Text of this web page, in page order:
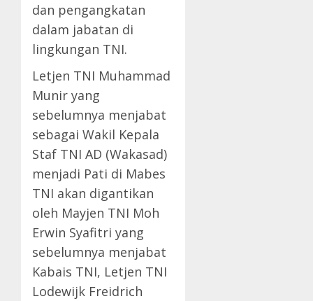
dan pengangkatan
dalam jabatan di
lingkungan TNI.
Letjen TNI Muhammad
Munir yang
sebelumnya menjabat
sebagai Wakil Kepala
Staf TNI AD (Wakasad)
menjadi Pati di Mabes
TNI akan digantikan
oleh Mayjen TNI Moh
Erwin Syafitri yang
sebelumnya menjabat
Kabais TNI, Letjen TNI
Lodewijk Freidrich